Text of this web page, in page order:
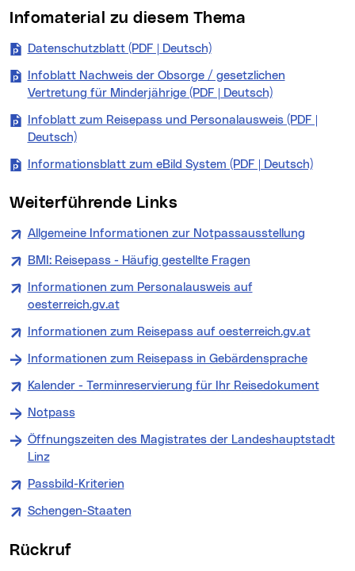
Infomaterial zu diesem Thema
Datenschutzblatt (PDF | Deutsch)(neues Fenster)
Infoblatt Nachweis der Obsorge / gesetzlichen
Vertretung für Minderjährige (PDF | Deutsch)(neues
Infoblatt zum Reisepass und Personalausweis (PDF |
Deutsch)(neues Fenster)
Informationsblatt zum eBild System (PDF | Deutsch)(neues
Weiterführende Links
Allgemeine Informationen zur Notpassausstellung
BMI: Reisepass - Häufig gestellte Fragen
Informationen zum Personalausweis auf
oesterreich.gv.at(neues Fenster)
Informationen zum Reisepass auf oesterreich.gv.at(neues
Informationen zum Reisepass in Gebärdensprache
Kalender - Terminreservierung für Ihr Reisedokument
Notpass
Öffnungszeiten des Magistrates der Landeshauptstadt
Linz
Passbild-Kriterien
Schengen-Staaten
Rückruf